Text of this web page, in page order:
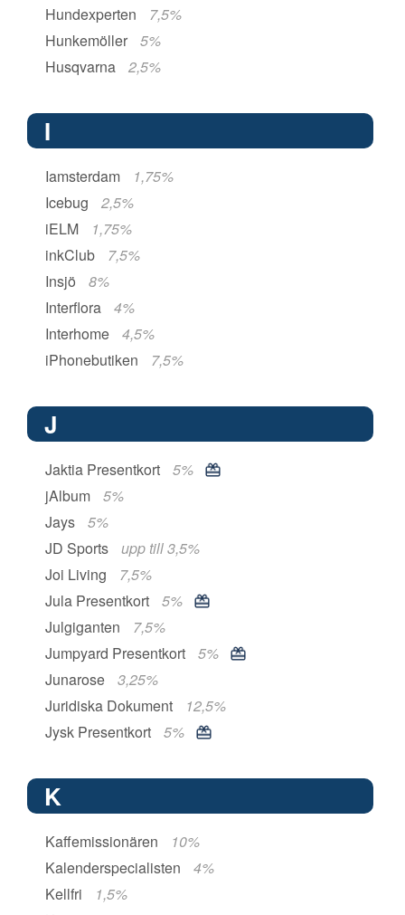
Hundexperten
7,5%
Hunkemöller
5%
Husqvarna
2,5%
I
Iamsterdam
1,75%
Icebug
2,5%
iELM
1,75%
inkClub
7,5%
Insjö
8%
Interflora
4%
Interhome
4,5%
iPhonebutiken
7,5%
J
Jaktia Presentkort
5%
jAlbum
5%
Jays
5%
JD Sports
upp till 3,5%
Joi Living
7,5%
Jula Presentkort
5%
Julgiganten
7,5%
Jumpyard Presentkort
5%
Junarose
3,25%
Juridiska Dokument
12,5%
Jysk Presentkort
5%
K
Kaffemissionären
10%
Kalenderspecialisten
4%
Kellfri
1,5%